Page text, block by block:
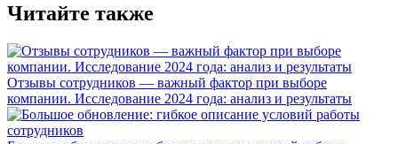
Читайте также
Отзывы сотрудников — важный фактор при выборе
компании. Исследование 2024 года: анализ и результаты